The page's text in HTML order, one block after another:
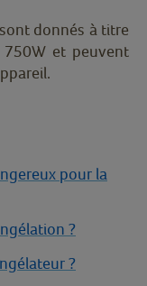
donnés à titre
et peuvent
pour la
?
?